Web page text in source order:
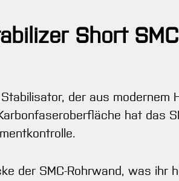
Short
der aus
hat das
der SMC-Rohrwand, was